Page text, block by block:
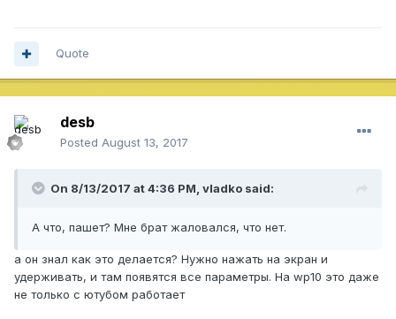
Quote
desb
Posted August 13, 2017
On 8/13/2017 at 4:36 PM, vladko said:
А что, пашет? Мне брат жаловался, что нет.
а он знал как это делается? Нужно нажать на экран и
удерживать, и там появятся все параметры. На wp10 это даже
не только с ютубом работает